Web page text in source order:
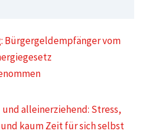
Bürgergeldempfänger vom
alleinerziehend: Stress,
kaum Zeit für sich selbst